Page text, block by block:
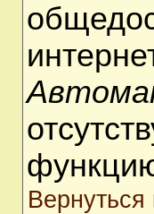
Вернуться